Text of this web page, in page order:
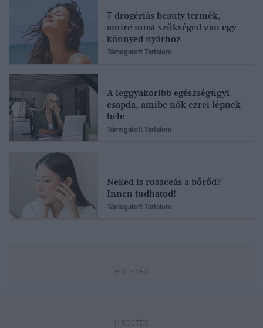
7 drogériás beauty termék,
amire most szükséged van egy
könnyed nyárhoz
Támogatott Tartalom
A leggyakoribb egészségügyi
csapda, amibe nők ezrei lépnek
bele
Támogatott Tartalom
Neked is rosaceás a bőrőd?
Innen tudhatod!
Támogatott Tartalom